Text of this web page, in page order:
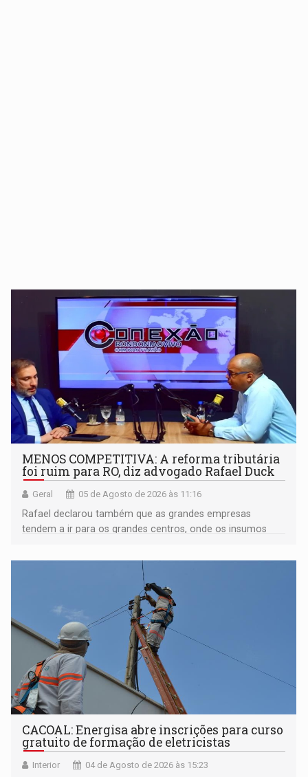
MENOS COMPETITIVA: A reforma tributária
foi ruim para RO, diz advogado Rafael Duck
Geral 05 de Agosto de 2026 às 11:16
Rafael declarou também que as grandes empresas
tendem a ir para os grandes centros, onde os insumos
CACOAL: Energisa abre inscrições para curso
gratuito de formação de eletricistas
Interior 04 de Agosto de 2026 às 15:23